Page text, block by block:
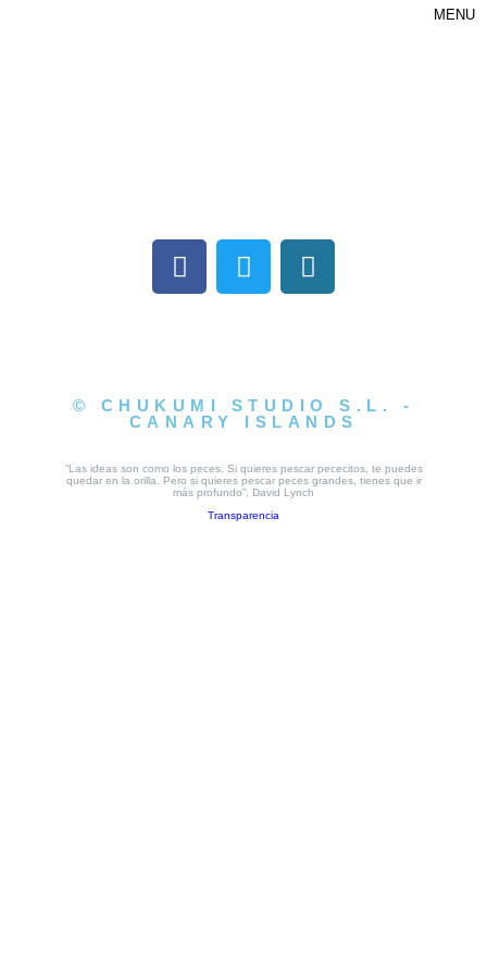
MENU
© CHUKUMI STUDIO S.L. -
CANARY ISLANDS
“Las ideas son como los peces. Si quieres pescar pececitos, te puedes
quedar en la orilla. Pero si quieres pescar peces grandes, tienes que ir
más profundo”, David Lynch
Transparencia